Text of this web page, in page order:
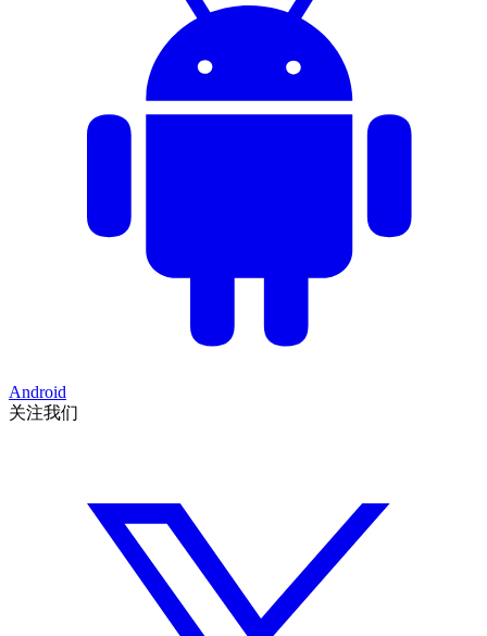
Android
关注我们